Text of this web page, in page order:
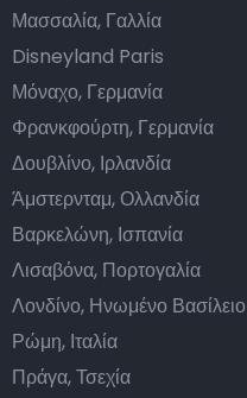
Μασσαλία, Γαλλία
Disneyland Paris
Μόναχο, Γερμανία
Φρανκφούρτη, Γερμανία
Δουβλίνο, Ιρλανδία
Άμστερνταμ, Ολλανδία
Βαρκελώνη, Ισπανία
Λισαβόνα, Πορτογαλία
Λονδίνο, Ηνωμένο Βασίλειο
Ρώμη, Ιταλία
Πράγα, Τσεχία